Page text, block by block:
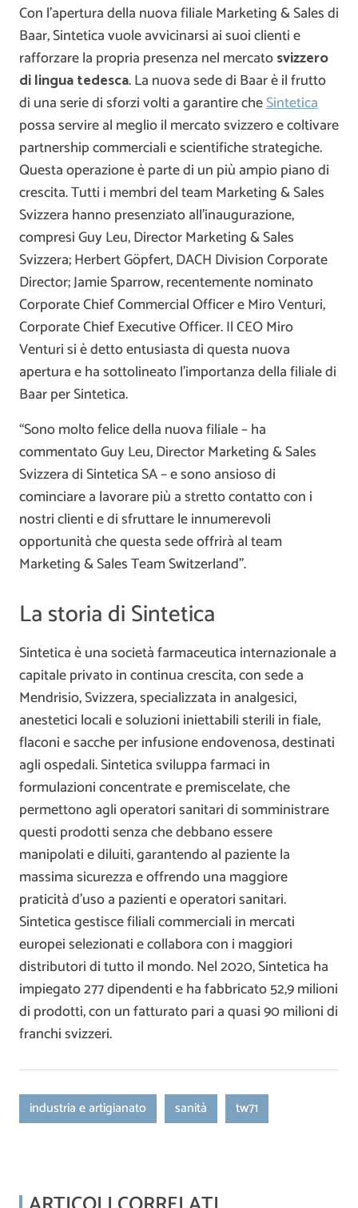
Con l’apertura della nuova filiale Marketing & Sales di
Baar, Sintetica vuole avvicinarsi ai suoi clienti e
rafforzare la propria presenza nel mercatosvizzero
di lingua tedesca. La nuova sede di Baar è il frutto
di una serie di sforzi volti a garantire cheSintetica
possa servire al meglio il mercato svizzero e coltivare
partnership commerciali e scientifiche strategiche.
Questa operazione è parte di un più ampio piano di
crescita. Tutti i membri del team Marketing & Sales
Svizzera hanno presenziato all’inaugurazione,
compresi Guy Leu, Director Marketing & Sales
Svizzera; Herbert Göpfert, DACH Division Corporate
Director; Jamie Sparrow, recentemente nominato
Corporate Chief Commercial Officer e Miro Venturi,
Corporate Chief Executive Officer. Il CEO Miro
Venturi si è detto entusiasta di questa nuova
apertura e ha sottolineato l’importanza della filiale di
Baar per Sintetica.
“Sono molto felice della nuova filiale – ha
commentato Guy Leu, Director Marketing & Sales
Svizzera di Sintetica SA – e sono ansioso di
cominciare a lavorare più a stretto contatto con i
nostri clienti e di sfruttare le innumerevoli
opportunità che questa sede offrirà al team
Marketing & Sales Team Switzerland”.
La storia di Sintetica
Sintetica è una società farmaceutica internazionale a
capitale privato in continua crescita, con sede a
Mendrisio, Svizzera, specializzata in analgesici,
anestetici locali e soluzioni iniettabili sterili in fiale,
flaconi e sacche per infusione endovenosa, destinati
agli ospedali. Sintetica sviluppa farmaci in
formulazioni concentrate e premiscelate, che
permettono agli operatori sanitari di somministrare
questi prodotti senza che debbano essere
manipolati e diluiti, garantendo al paziente la
massima sicurezza e offrendo una maggiore
praticità d’uso a pazienti e operatori sanitari.
Sintetica gestisce filiali commerciali in mercati
europei selezionati e collabora con i maggiori
distributori di tutto il mondo. Nel 2020, Sintetica ha
impiegato 277 dipendenti e ha fabbricato 52,9 milioni
di prodotti, con un fatturato pari a quasi 90 milioni di
franchi svizzeri.
industria e artigianato sanità tw71